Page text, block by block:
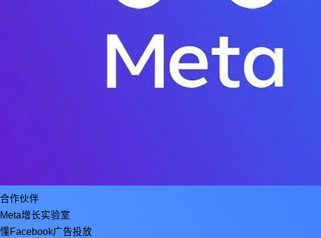
合作伙伴
Meta增长实验室
懂Facebook广告投放